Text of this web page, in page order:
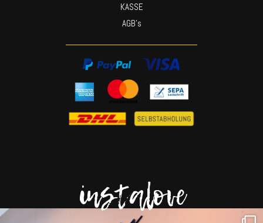
KASSE
AGB’s
instalove